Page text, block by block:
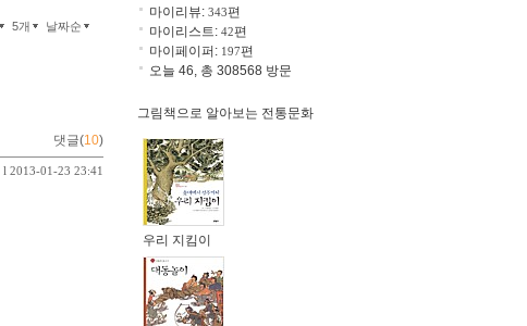
5개 날짜순
댓글(10)
l 2013-01-23 23:41
마이리뷰: 343편
마이리스트: 42편
마이페이퍼: 197편
오늘 46, 총 308568 방문
그림책으로 알아보는 전통문화
우리 지킴이